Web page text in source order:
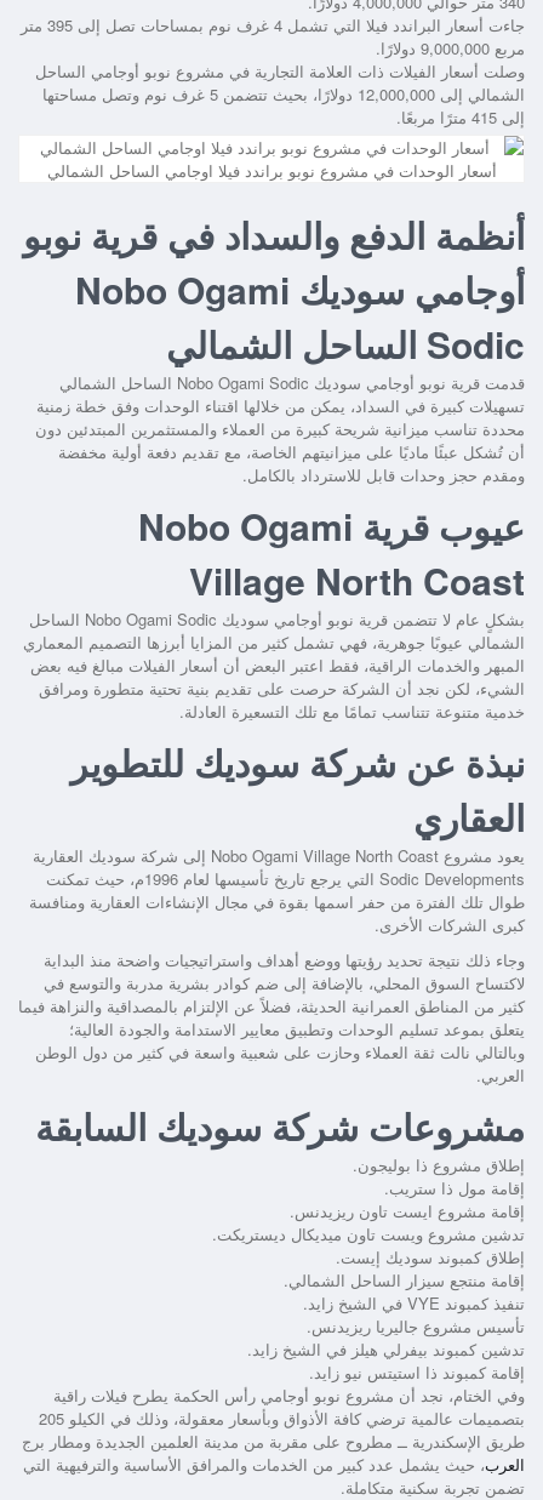
جاءت أسعار البراندد فيلا التي تشمل 4 غرف نوم بمساحات تصل إلى 395 متر
مربع 9,000,000 دولارًا.
وصلت أسعار الفيلات ذات العلامة التجارية في مشروع نوبو أوجامي الساحل
الشمالي إلى 12,000,000 دولارًا، بحيث تتضمن 5 غرف نوم وتصل مساحتها
إلى 415 مترًا مربعًا.
أسعار الوحدات في مشروع نوبو براندد فيلا اوجامي الساحل الشمالي
أنظمة الدفع والسداد في قرية نوبو
أوجامي سوديك Nobo Ogami
Sodic الساحل الشمالي
قدمت قرية نوبو أوجامي سوديك Nobo Ogami Sodic الساحل الشمالي
تسهيلات كبيرة في السداد، يمكن من خلالها اقتناء الوحدات وفق خطة زمنية
محددة تناسب ميزانية شريحة كبيرة من العملاء والمستثمرين المبتدئين دون
أن تُشكل عبئًا ماديًا على ميزانيتهم الخاصة، مع تقديم دفعة أولية مخفضة
ومقدم حجز وحدات قابل للاسترداد بالكامل.
عيوب قرية Nobo Ogami
Village North Coast
بشكلٍ عام لا تتضمن
قرية نوبو أوجامي سوديك Nobo Ogami Sodic الساحل
الشمالي عيوبًا جوهرية، فهي تشمل كثير من المزايا أبرزها التصميم المعماري
المبهر والخدمات الراقية، فقط اعتبر البعض أن أسعار الفيلات مبالغ فيه بعض
الشيء، لكن نجد أن الشركة حرصت على تقديم بنية تحتية متطورة ومرافق
خدمية متنوعة تتناسب تمامًا مع تلك التسعيرة العادلة.
نبذة عن شركة سوديك للتطوير
العقاري
يعود مشروع Nobo Ogami Village North Coast
إلى شركة سوديك العقارية
Sodic Developments التي يرجع تاريخ تأسيسها لعام 1996م، حيث تمكنت
طوال تلك الفترة من حفر اسمها بقوة في مجال الإنشاءات العقارية ومنافسة
كبرى الشركات الأخرى.
وجاء ذلك نتيجة تحديد رؤيتها ووضع أهداف واستراتيجيات واضحة منذ البداية
لاكتساح السوق المحلي، بالإضافة إلى ضم كوادر بشرية مدربة والتوسع في
كثير من المناطق العمرانية الحديثة، فضلاً عن الإلتزام بالمصداقية والنزاهة فيما
يتعلق بموعد تسليم الوحدات وتطبيق معايير الاستدامة والجودة العالية؛
وبالتالي نالت ثقة العملاء وحازت على شعبية واسعة في كثير من دول الوطن
العربي.
مشروعات شركة سوديك السابقة
إطلاق مشروع ذا بوليجون.
إقامة مول ذا ستريب.
إقامة مشروع ايست تاون ريزيدنس.
تدشين مشروع ويست تاون ميديكال ديستريكت.
إطلاق كمبوند سوديك إيست.
إقامة منتجع سيزار الساحل الشمالي.
تنفيذ كمبوند VYE في الشيخ زايد.
تأسيس مشروع جاليريا ريزيدنس.
تدشين كمبوند بيفرلي هيلز في الشيخ زايد.
إقامة كمبوند ذا استيتس نيو زايد.
وفي الختام، نجد أن مشروع نوبو أوجامي رأس الحكمة يطرح فيلات راقية
بتصميمات عالمية ترضي كافة الأذواق وبأسعار معقولة، وذلك في الكيلو 205
طريق الإسكندرية ــ مطروح على مقربة من مدينة العلمين الجديدة ومطار برج
العرب، حيث يشمل عدد كبير من الخدمات والمرافق الأساسية والترفيهية التي
تضمن تجربة سكنية متكاملة.